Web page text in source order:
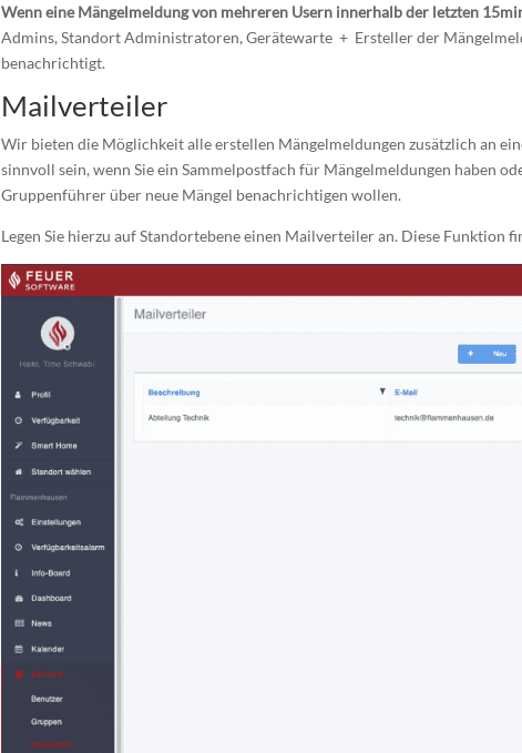
Wenn eine Mängelmeldung von mehreren Usern innerhalb der letzten
Admins, Standort Administratoren, Gerätewarte + Ersteller der
benachrichtigt.
Mailverteiler
Wir bieten die Möglichkeit alle erstellen Mängelmeldungen zusätzlich an
sinnvoll sein, wenn Sie ein Sammelpostfach für Mängelmeldungen haben
Gruppenführer über neue Mängel benachrichtigen wollen.
Legen Sie hierzu auf Standortebene einen Mailverteiler an. Diese Funktion